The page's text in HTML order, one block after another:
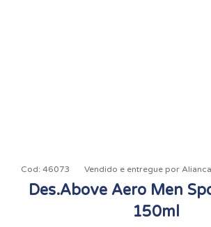
Cod: 46073 Vendido e entregue por
Des.Above Aero Men
150ml